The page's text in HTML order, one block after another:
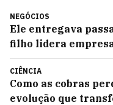
NEGÓCIOS
Ele entregava
filho lidera
CIÊNCIA
Como as cobras
evolução que